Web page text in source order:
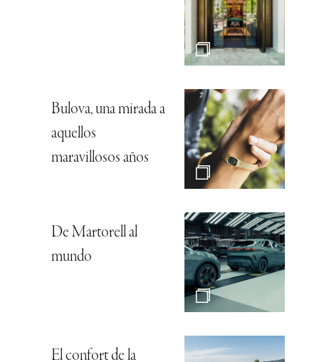
Bulova, una mirada a
aquellos
maravillosos años
De Martorell al
mundo
El confort de la